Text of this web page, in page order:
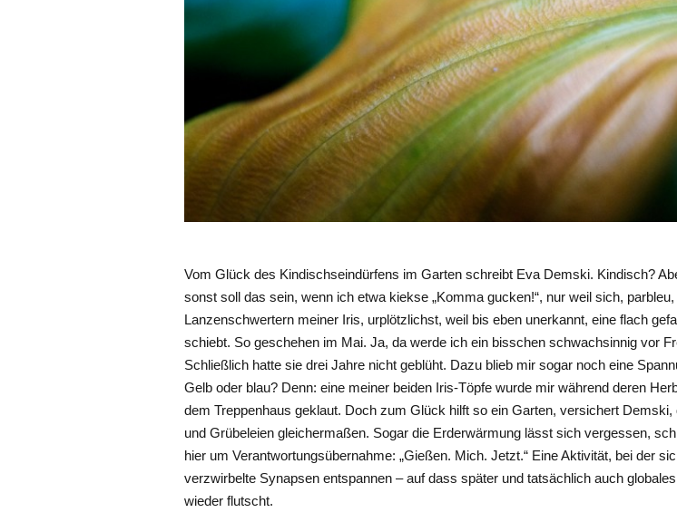
Vom Glück des Kindischseindürfens im Garten schreibt Eva Demski. Kindisch?
sonst soll das sein, wenn ich etwa kiekse „Komma gucken!“, nur weil sich,
Lanzenschwertern meiner Iris, urplötzlichst, weil bis eben unerkannt, eine flach
schiebt. So geschehen im Mai. Ja, da werde ich ein bisschen schwachsinnig vor
Schließlich hatte sie drei Jahre nicht geblüht. Dazu blieb mir sogar noch eine
Gelb oder blau? Denn: eine meiner beiden Iris-Töpfe wurde mir während deren
dem Treppenhaus geklaut. Doch zum Glück hilft so ein Garten, versichert Demski,
und Grübeleien gleichermaßen. Sogar die Erderwärmung lässt sich vergessen,
hier um Verantwortungsübernahme: „Gießen. Mich. Jetzt.“ Eine Aktivität, bei der
verzwirbelte Synapsen entspannen – auf dass später und tatsächlich auch
wieder flutscht.